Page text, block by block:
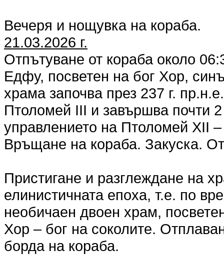
Вечеря и нощувка на кораба.
21.03.2026 г.
Отпътуване от кораба около
Едфу, посветен на бог Хор,
храма започва през 237 г.
Птоломей III и завършва почти
управлението на Птоломей XII
Връщане на кораба. Закуска.
Пристигане и разглеждане на
елинистичната епоха, т.е. по
необичаен двоен храм,
Хор – бог на соколите.
борда на кораба.